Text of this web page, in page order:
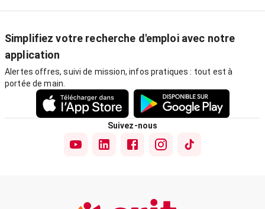
Simplifiez votre recherche d'emploi avec notre
application
Alertes offres, suivi de mission, infos pratiques : tout est à
portée de main.
Suivez-nous